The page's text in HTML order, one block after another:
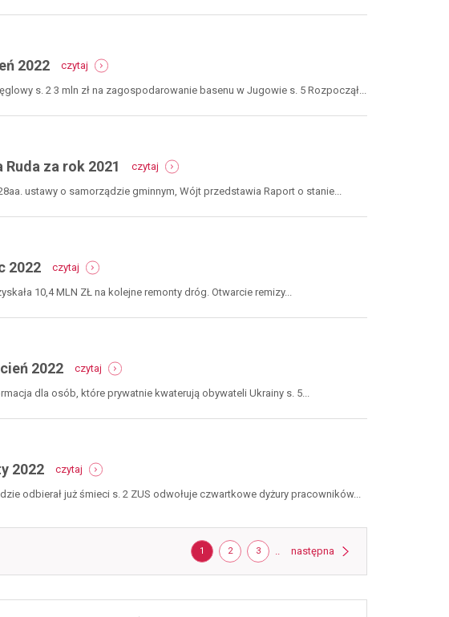
/
2022 czytaj
numer
19-
/
2022
s. 2 3 mln zł na zagospodarowanie basenu w Jugowie s. 5 Rozpoczął...
za rok 2021 czytaj
raport
o
gminy
2021
ustawy o samorządzie gminnym, Wójt przedstawia Raport o stanie...
2022 czytaj
numer
17-
/
2022
10,4 MLN ZŁ na kolejne remonty dróg. Otwarcie remizy...
2022 czytaj
numer
15-
/
2022
dla osób, które prywatnie kwaterują obywateli Ukrainy s. 5...
2022 czytaj
numer
13-
2022
odbierał już śmieci s. 2 ZUS odwołuje czwartkowe dyżury pracowników...
Strona
STRONA
1 STRONA
2 STRONA
3 .. następna strona